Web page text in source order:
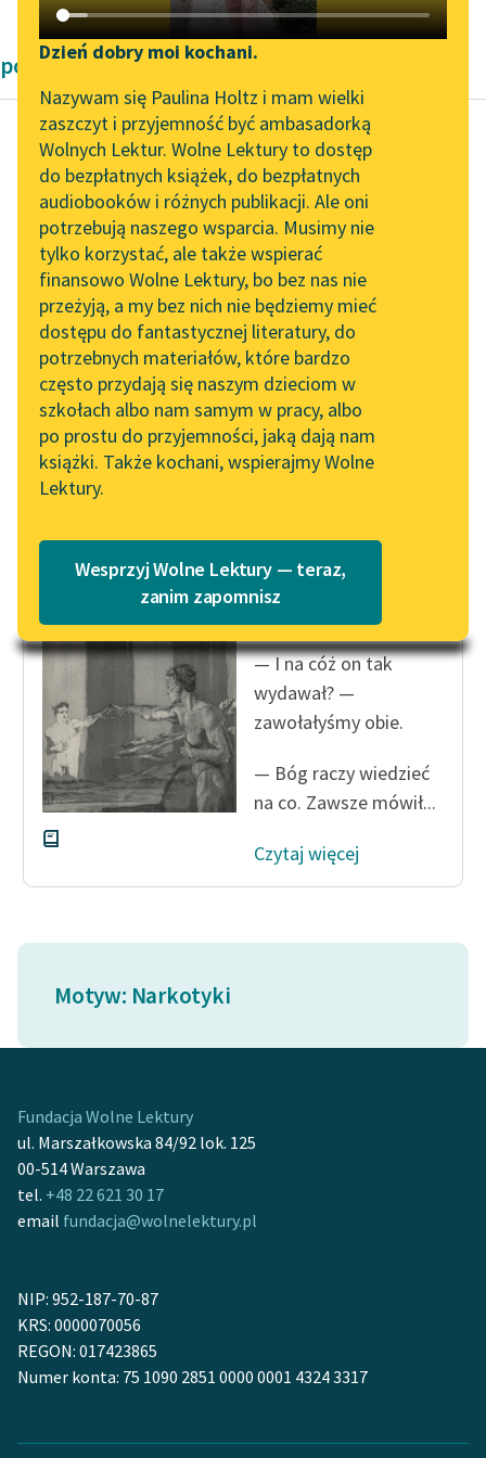
Katalog DAISY
Podkasty o książkach
Zgłoś brak utworu
Aktualności
Byliśmy częścią AI Impact
Lab
Zapraszamy na spotkanie
online z tłumaczkami
literatury skandynawskiej
Spotkanie z Katarzyną
Tunkiel w Oslo
Wolne Lektury na 32.
Pol’and’Rock Festivalu
„Kochanek Lady
Chatterley” do słuchania
na Wolnych Lekturach
Blog
Lektury szkolne i klasyka
literatury do słuchania dla
niepełnosprawnościami
E-kolekcja lektur
szkolnych i literatury do
słuchania dla uczennic i
uczniów z
niepełnosprawnościami
Feministyczne inspiracje.
skandynawskiej literatury
Ręce pełne poezji
Kolekcje edukacyjne
do domeny publicznej,
lektur szkolnych oraz
Starego Testamentu
Odkurzamy bohaterów
Narzędzia
Mapa Wolnych Lektur
Leśmianator
Przewodnik dla piszących i
czytających
API
OAI-PMH
Widget Wolnych Lektur
Przypisy
Katalog w formacie PDF
O nas
Kontakt
Zespół
Dzień dobry moi kochani.
Nazywam się Paulina Holtz i mam wielki
zaszczyt i przyjemność być ambasadorką
Wolnych Lektur. Wolne Lektury to dostęp
do bezpłatnych książek, do bezpłatnych
audiobooków i różnych publikacji. Ale oni
potrzebują naszego wsparcia. Musimy nie
tylko korzystać, ale także wspierać
finansowo Wolne Lektury, bo bez nas nie
przeżyją, a my bez nich nie będziemy mieć
dostępu do fantastycznej literatury, do
potrzebnych materiałów, które bardzo
często przydają się naszym dzieciom w
szkołach albo nam samym w pracy, albo
po prostu do przyjemności, jaką dają nam
książki. Także kochani, wspierajmy Wolne
Lektury.
Wesprzyj Wolne Lektury — teraz,
zanim zapomnisz
powieści fantastyczne
Karel Čapek
Fabryka Absolutu
— Co znowu za orgie?
— No takie różne
zakazane rzeczy. Modlą
się, śpiewają, miewają
widzenia, prorokują...
Czytaj więcej
Zwierciadlana
zagadka
— I na cóż on tak
wydawał? —
zawołałyśmy obie.
— Bóg raczy wiedzieć
na co. Zawsze mówił...
Czytaj więcej
Motyw: Narkotyki
Fundacja Wolne Lektury
ul. Marszałkowska 84/92 lok. 125
00-514 Warszawa
tel. +48 22 621 30 17
email fundacja@wolnelektury.pl
NIP: 952-187-70-87
KRS: 0000070056
REGON: 017423865
Numer konta: 75 1090 2851 0000 0001 4324 3317